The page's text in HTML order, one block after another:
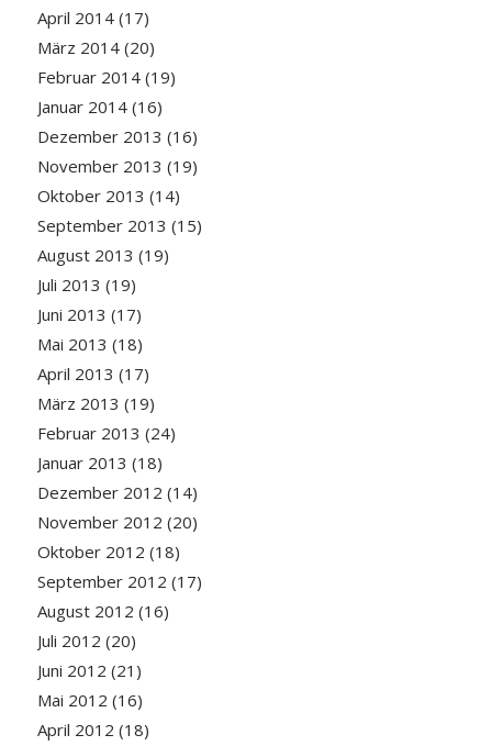
April 2014(17)
März 2014(20)
Februar 2014(19)
Januar 2014(16)
Dezember 2013 (16)
November 2013 (19)
Oktober 2013 (14)
September 2013 (15)
August 2013 (19)
Juli 2013 (19)
Juni 2013 (17)
Mai 2013 (18)
April 2013 (17)
März 2013 (19)
Februar 2013 (24)
Januar 2013 (18)
Dezember 2012 (14)
November 2012 (20)
Oktober 2012 (18)
September 2012 (17)
August 2012 (16)
Juli 2012 (20)
Juni 2012 (21)
Mai 2012 (16)
April 2012 (18)